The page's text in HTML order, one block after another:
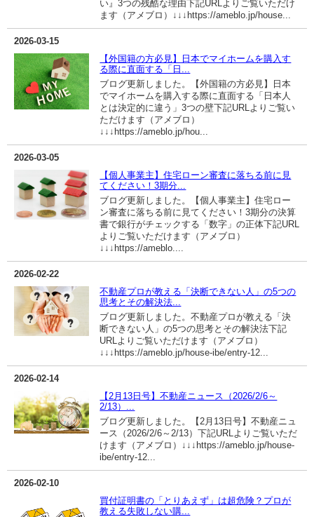
い』3つの残酷な理由下記URLよりご覧いただけ
ます（アメブロ）↓↓↓https://ameblo.jp/house...
2026-03-15
【外国籍の方必見】日本でマイホームを購入す
る際に直面する「日...
ブログ更新しました。【外国籍の方必見】日本
でマイホームを購入する際に直面する「日本人
とは決定的に違う」3つの壁下記URLよりご覧い
ただけます（アメブロ）
↓↓↓https://ameblo.jp/hou...
2026-03-05
【個人事業主】住宅ローン審査に落ちる前に見
てください！3期分...
ブログ更新しました。【個人事業主】住宅ロー
ン審査に落ちる前に見てください！3期分の決算
書で銀行がチェックする「数字」の正体下記URL
よりご覧いただけます（アメブロ）
↓↓↓https://ameblo....
2026-02-22
不動産プロが教える「決断できない人」の5つの
思考とその解決法...
ブログ更新しました。不動産プロが教える「決
断できない人」の5つの思考とその解決法下記
URLよりご覧いただけます（アメブロ）
↓↓↓https://ameblo.jp/house-ibe/entry-12...
2026-02-14
【2月13日号】不動産ニュース（2026/2/6～
2/13）...
ブログ更新しました。【2月13日号】不動産ニュ
ース（2026/2/6～2/13）下記URLよりご覧いただ
けます（アメブロ）↓↓↓https://ameblo.jp/house-
ibe/entry-12...
2026-02-10
買付証明書の「とりあえず」は超危険？プロが
教える失敗しない購...